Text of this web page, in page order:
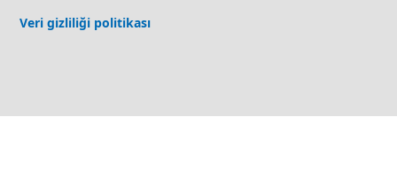
Veri gizliliği politikası